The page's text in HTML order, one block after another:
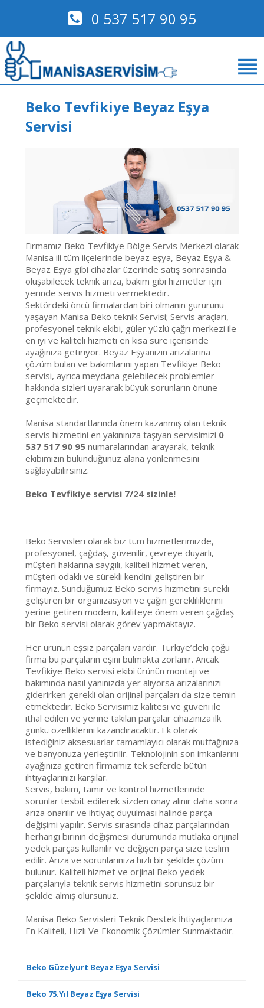
0 537 517 90 95
Beko Tevfikiye Beyaz Eşya
Servisi
Firmamız Beko Tevfikiye Bölge Servis Merkezi olarak
Manisa ili tüm ilçelerinde beyaz eşya, Beyaz Eşya &
Beyaz Eşya gibi cihazlar üzerinde satış sonrasında
oluşabilecek teknik arıza, bakım gibi hizmetler için
yerinde servis hizmeti vermektedir.
Sektördeki öncü firmalardan biri olmanın gururunu
yaşayan Manisa Beko teknik Servisi; Servis araçları,
profesyonel teknik ekibi, güler yüzlü çağrı merkezi ile
en iyi ve kaliteli hizmeti en kısa süre içerisinde
ayağınıza getiriyor. Beyaz Eşyanizin arızalarına
çözüm bulan ve bakımlarını yapan Tevfikiye Beko
servisi, ayrıca meydana gelebilecek problemler
hakkında sizleri uyararak büyük sorunların önüne
geçmektedir.
Manisa standartlarında önem kazanmış olan teknik
servis hizmetini en yakınınıza taşıyan servisimizi 0
537 517 90 95 numaralarından arayarak, teknik
ekibimizin bulunduğunuz alana yönlenmesini
sağlayabilirsiniz.
Beko Tevfikiye servisi 7/24 sizinle!
Beko Servisleri olarak biz tüm hizmetlerimizde,
profesyonel, çağdaş, güvenilir, çevreye duyarlı,
müşteri haklarına saygılı, kaliteli hizmet veren,
müşteri odaklı ve sürekli kendini geliştiren bir
firmayız. Sunduğumuz Beko servis hizmetini sürekli
geliştiren bir organizasyon ve çağın gerekliliklerini
yerine getiren modern, kaliteye önem veren çağdaş
bir Beko servisi olarak görev yapmaktayız.
Her ürünün eşsiz parçaları vardır. Türkiye’deki çoğu
firma bu parçaların eşini bulmakta zorlanır. Ancak
Tevfikiye Beko servisi ekibi ürünün montajı ve
bakımında nasıl yanınızda yer alıyorsa arızalarınızı
giderirken gerekli olan orijinal parçaları da size temin
etmektedir. Beko Servisimiz kalitesi ve güveni ile
ithal edilen ve yerine takılan parçalar cihazınıza ilk
günkü özelliklerini kazandıracaktır. Ek olarak
istediğiniz aksesuarlar tamamlayıcı olarak mutfağınıza
ve banyonuza yerleştirilir. Teknolojinin son imkanlarını
ayağınıza getiren firmamız tek seferde bütün
ihtiyaçlarınızı karşılar.
Servis, bakım, tamir ve kontrol hizmetlerinde
sorunlar tesbit edilerek sizden onay alınır daha sonra
arıza onarılır ve ihtiyaç duyulması halinde parça
değişimi yapılır. Servis sırasında cihaz parçalarından
herhangi birinin değişmesi durumunda mutlaka orijinal
yedek parças kullanılır ve değişen parça size teslim
edilir. Arıza ve sorunlarınıza hızlı bir şekilde çözüm
bulunur. Kaliteli hizmet ve orjinal Beko yedek
parçalarıyla teknik servis hizmetini sorunsuz bir
şekilde almış olursunuz.
Manisa Beko Servisleri Teknik Destek İhtiyaçlarınıza
En Kaliteli, Hızlı Ve Ekonomik Çözümler Sunmaktadır.
Beko Güzelyurt Beyaz Eşya Servisi
Beko 75.Yıl Beyaz Eşya Servisi